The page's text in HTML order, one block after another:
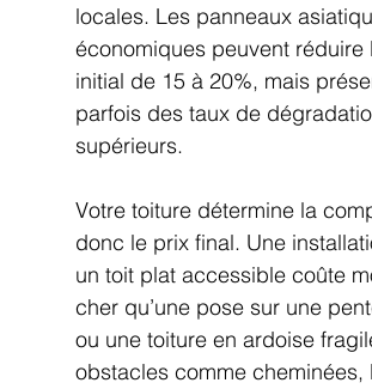
locales. Les panneaux
économiques peuvent réduire
initial de 15 à 20%, mais
parfois des taux de
supérieurs.
Votre toiture détermine la
donc le prix final. Une
un toit plat accessible coûte
cher qu’une pose sur une
ou une toiture en ardoise
obstacles comme cheminées,